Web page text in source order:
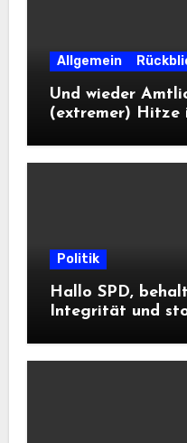
Allgemein
Und wieder
(extremer) Hitze
Politik
Hallo SPD,
Integrität und